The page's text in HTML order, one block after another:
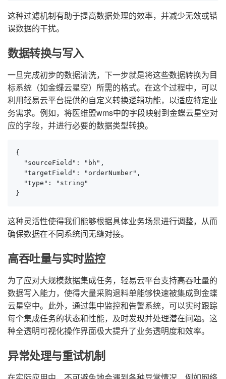
这种过滤机制有助于提高数据处理的效率，并减少无效或错
误数据的干扰。
数据转换与写入
一旦完成初步的数据清洗，下一步就是将这些数据转换为目
标系统（如金蝶云星空）所需的格式。在这个过程中，可以
利用轻易云平台提供的自定义转换逻辑功能，以适应特定业
务需求。例如，将医维盟wms中的字段映射到金蝶云星空对
应的字段，并进行必要的数据类型转换。
{
  "sourceField": "bh",
  "targetField": "orderNumber",
  "type": "string"
}
这种灵活性使得我们能够根据具体业务场景进行调整，从而
确保数据在不同系统间无缝对接。
高吞吐量与实时监控
为了应对大规模数据集成任务，轻易云平台支持高吞吐量的
数据写入能力，使得大量采购退料单能够快速被集成到金蝶
云星空中。此外，通过集中监控和告警系统，可以实时跟踪
每个集成任务的状态和性能，及时发现并处理潜在问题。这
种全透明可视化操作界面极大提升了业务透明度和效率。
异常处理与重试机制